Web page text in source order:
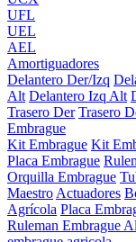
UFL
UEL
AEL
Amortiguadores
Delantero Der/Izq
Alt Delantero Izq Alt
Trasero Der Trasero
Embrague
Kit Embrague Kit
Placa Embrague
Orquilla Embrague
Maestro Actuadores
Agrícola Placa
Ruleman Embrague